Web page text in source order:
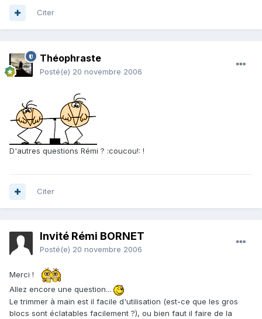
Citer
Théophraste
Posté(e) 20 novembre 2006
D'autres questions Rémi ? :coucou!: !
Citer
Invité Rémi BORNET
Posté(e) 20 novembre 2006
Merci !
Allez encore une question...
Le trimmer à main est il facile d'utilisation (est-ce que les gros
blocs sont éclatables facilement ?), ou bien faut il faire de la